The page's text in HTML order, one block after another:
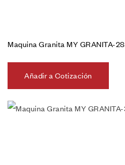
Maquina Granita MY GRANITA-2S
Añadir a Cotización